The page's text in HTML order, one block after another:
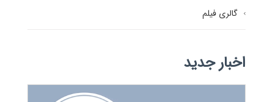
گالری فیلم
اخبار جدید